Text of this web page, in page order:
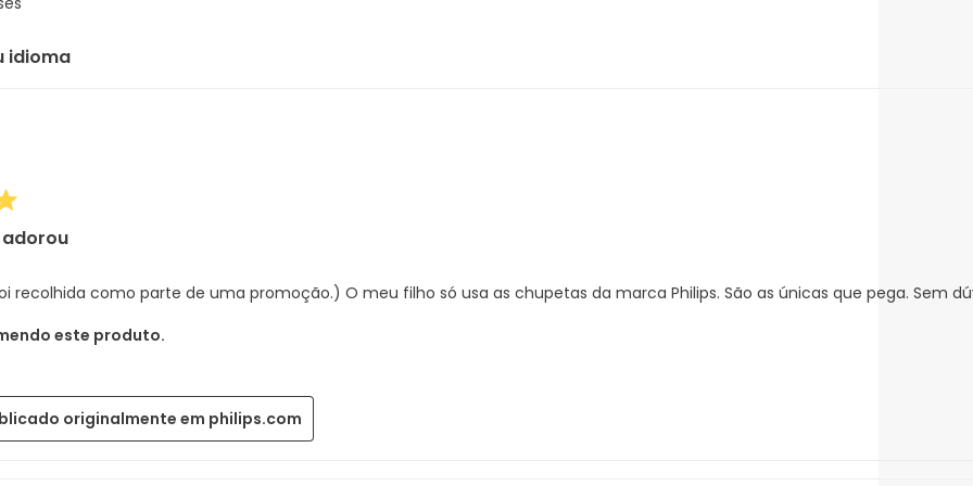
idioma
adorou
recolhida como parte de uma promoção.) O meu filho só usa as chupetas da marca Philips. São as únicas que pega. Sem
este produto.
originalmente em philips.com